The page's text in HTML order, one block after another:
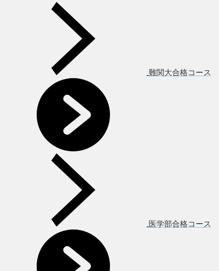
難関大合格コース
医学部合格コース